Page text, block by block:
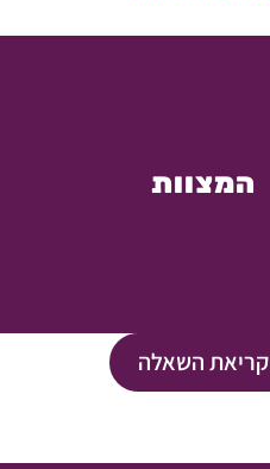
המצוות
קריאת השאלה